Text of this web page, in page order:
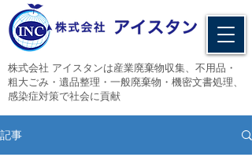
​株式会社 アイスタンは産業廃棄物収集、不用品・
粗大ごみ・遺品整理・一般廃棄物・機密文書処理、
感染症対策で社会に貢献
記事